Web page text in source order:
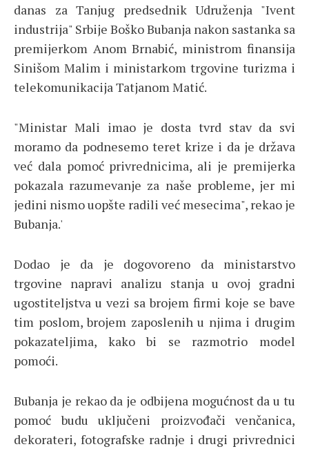
danas za Tanjug predsednik Udruženja "Ivent
industrija" Srbije Boško Bubanja nakon sastanka sa
premijerkom Anom Brnabić, ministrom finansija
Sinišom Malim i ministarkom trgovine turizma i
telekomunikacija Tatjanom Matić.
"Ministar Mali imao je dosta tvrd stav da svi
moramo da podnesemo teret krize i da je država
već dala pomoć privrednicima, ali je premijerka
pokazala razumevanje za naše probleme, jer mi
jedini nismo uopšte radili već mesecima", rekao je
Bubanja.'
Dodao je da je dogovoreno da ministarstvo
trgovine napravi analizu stanja u ovoj gradni
ugostiteljstva u vezi sa brojem firmi koje se bave
tim poslom, brojem zaposlenih u njima i drugim
pokazateljima, kako bi se razmotrio model
pomoći.
Bubanja je rekao da je odbijena mogućnost da u tu
pomoć budu uključeni proizvođači venčanica,
dekorateri, fotografske radnje i drugi privrednici